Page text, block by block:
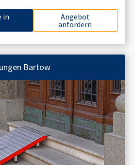
in
Angebot
anfordern
Bartow